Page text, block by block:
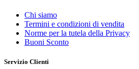
Chi siamo
Termini e condizioni di vendita
Norme per la tutela della Privacy
Buoni Sconto
Servizio Clienti